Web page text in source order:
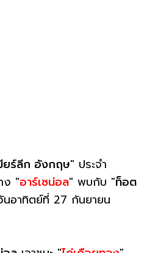
ยร์ลีก อังกฤษ" ประจำ
ง "อาร์เซน่อล" พบกับ "ท็อต
นอาทิตย์ที่ 27 กันยายน